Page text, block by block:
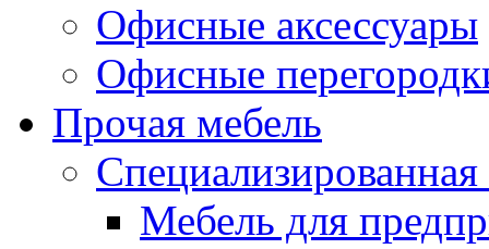
Офисные аксессуары
Офисные
Прочая мебель
Специализированная
Мебель для